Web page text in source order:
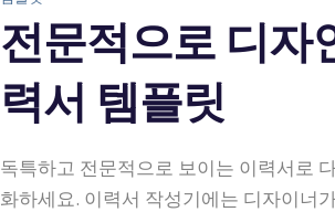
전문적으로 디자
력서 템플릿
독특하고 전문적으로 보이는 이력서로
화하세요. 이력서 작성기에는 디자이너